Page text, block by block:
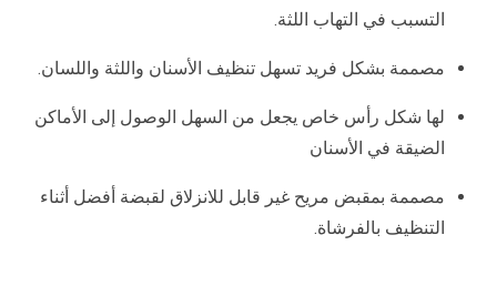
التسبب في التهاب اللثة.
مصممة بشكل فريد تسهل تنظيف الأسنان واللثة واللسان.
لها شكل رأس خاص يجعل من السهل الوصول إلى الأماكن
الضيقة في الأسنان
مصممة بمقبض مريح غير قابل للانزلاق لقبضة أفضل أثناء
التنظيف بالفرشاة.